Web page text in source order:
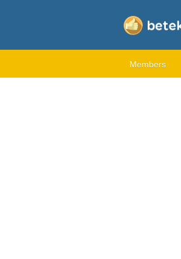
Members